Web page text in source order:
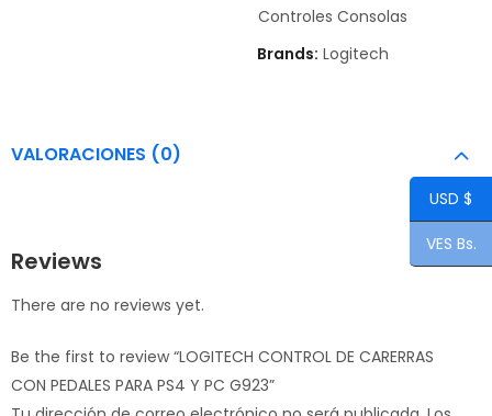
Controles Consolas
Brands: Logitech
VALORACIONES (0)
Reviews
There are no reviews yet.
Be the first to review “LOGITECH CONTROL DE CARERRAS
CON PEDALES PARA PS4 Y PC G923”
USD $
VES Bs.